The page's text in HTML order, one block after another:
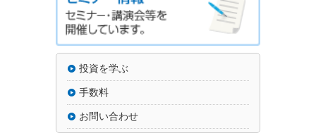
投資を学ぶ
手数料
お問い合わせ